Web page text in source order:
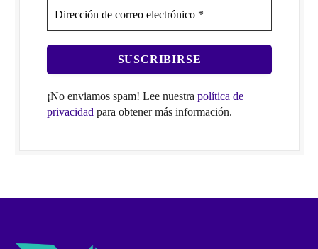
¡No enviamos spam! Lee nuestra política de
privacidad para obtener más información.